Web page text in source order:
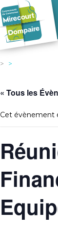
« Tous les
Cet évènement